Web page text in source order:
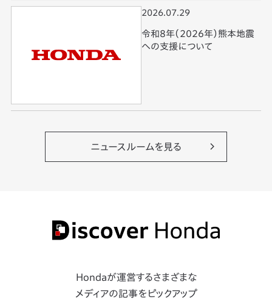
2026.07.29
令和8年（2026年）熊本地震
への支援について
ニュースルームを見る
Hondaが運営するさまざまな
メディアの記事をピックアップ